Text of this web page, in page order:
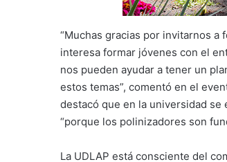
“Muchas gracias por invitarnos
interesa formar jóvenes con el
nos pueden ayudar a tener un
estos temas”, comentó en el
destacó que en la universidad
“porque los polinizadores son
La UDLAP está consciente del